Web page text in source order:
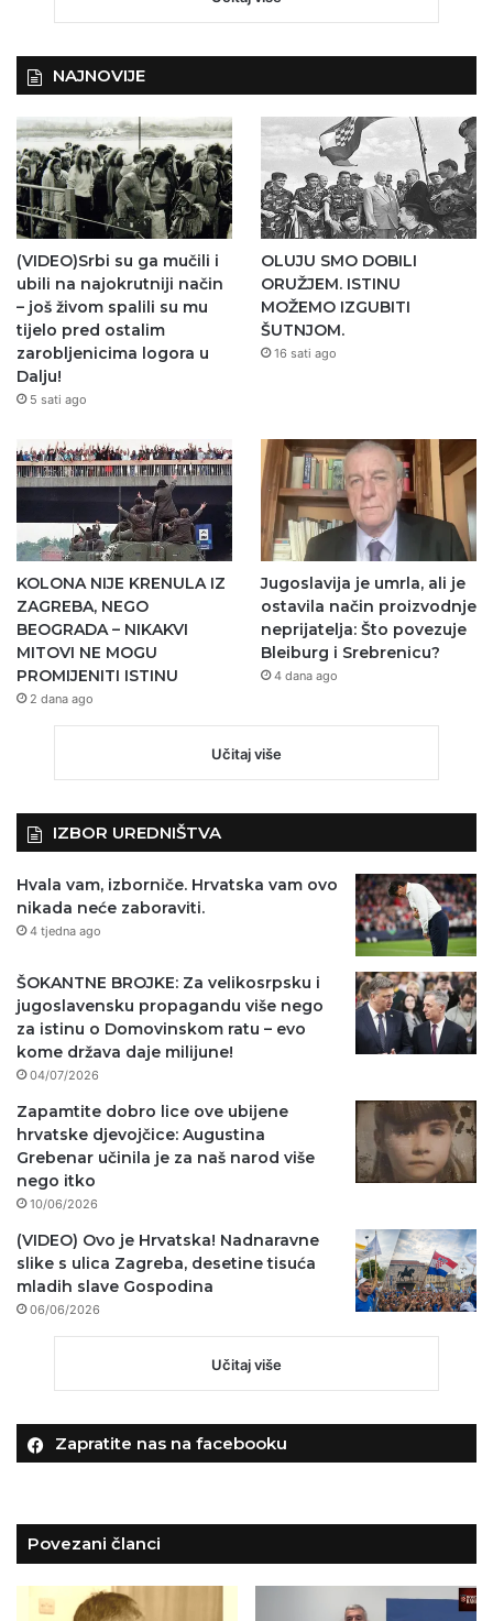
NAJNOVIJE
(VIDEO)Srbi su ga mučili i
ubili na najokrutniji način
– još živom spalili su mu
tijelo pred ostalim
zarobljenicima logora u
Dalju!
5 sati ago
OLUJU SMO DOBILI
ORUŽJEM. ISTINU
MOŽEMO IZGUBITI
ŠUTNJOM.
16 sati ago
KOLONA NIJE KRENULA IZ
ZAGREBA, NEGO
BEOGRADA – NIKAKVI
MITOVI NE MOGU
PROMIJENITI ISTINU
2 dana ago
Jugoslavija je umrla, ali je
ostavila način proizvodnje
neprijatelja: Što povezuje
Bleiburg i Srebrenicu?
4 dana ago
Učitaj više
IZBOR UREDNIŠTVA
Hvala vam, izborniče. Hrvatska vam ovo
nikada neće zaboraviti.
4 tjedna ago
ŠOKANTNE BROJKE: Za velikosrpsku i
jugoslavensku propagandu više nego
za istinu o Domovinskom ratu – evo
kome država daje milijune!
04/07/2026
Zapamtite dobro lice ove ubijene
hrvatske djevojčice: Augustina
Grebenar učinila je za naš narod više
nego itko
10/06/2026
(VIDEO) Ovo je Hrvatska! Nadnaravne
slike s ulica Zagreba, desetine tisuća
mladih slave Gospodina
06/06/2026
Učitaj više
Zapratite nas na facebooku
Povezani članci